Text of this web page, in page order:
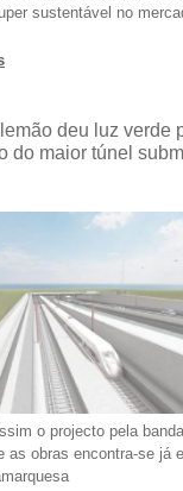
sustentável no
deu luz verde
do maior túnel
o projecto pela
as obras encontra-se já